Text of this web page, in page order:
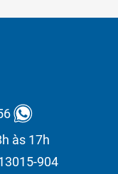
às 17h
904